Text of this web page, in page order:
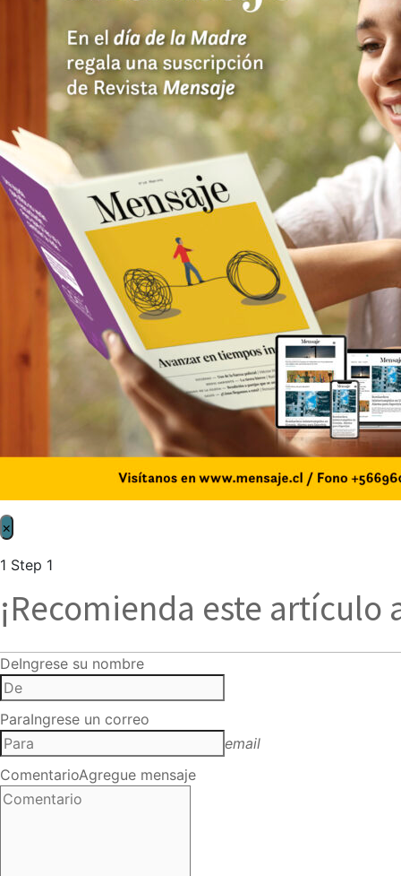
×
1 Step 1
¡Recomienda este artículo
DeIngrese su nombre
ParaIngrese un correo
email
ComentarioAgregue mensaje